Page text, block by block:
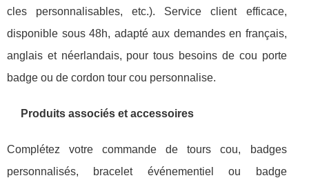
cles personnalisables, etc.). Service client efficace,
disponible sous 48h, adapté aux demandes en français,
anglais et néerlandais, pour tous besoins de cou porte
badge ou de cordon tour cou personnalise.
Produits associés et accessoires
Complétez votre commande de tours cou, badges
personnalisés, bracelet événementiel ou badge